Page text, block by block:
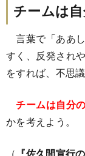
チームは
言葉で「ああ
すく、反発され
をすれば、不思
チームは自分の
かを考えよう。